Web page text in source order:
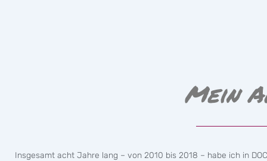
Mein
Insgesamt acht Jahre lang – von 2010 bis 2018 – habe ich in